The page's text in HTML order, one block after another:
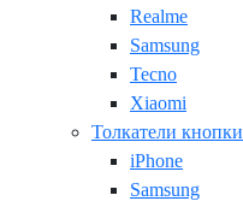
Realme
Samsung
Tecno
Xiaomi
Толкатели кнопки
iPhone
Samsung